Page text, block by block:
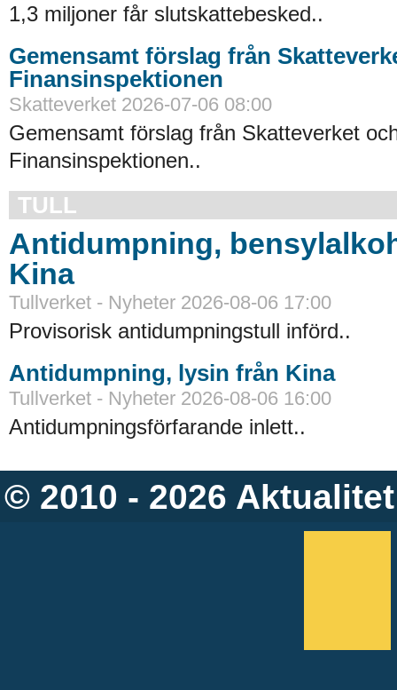
1,3 miljoner får slutskattebesked..
Gemensamt förslag från
Finansinspektionen
Skatteverket 2026-07-06 08:00
Gemensamt förslag från Skatteverket
Finansinspektionen..
TULL
Antidumpning,
Kina
Tullverket - Nyheter 2026-08-06 17:00
Provisorisk antidumpningstull införd..
Antidumpning, lysin från Kina
Tullverket - Nyheter 2026-08-06 16:00
Antidumpningsförfarande inlett..
© 2010 - 2026 Aktualitet